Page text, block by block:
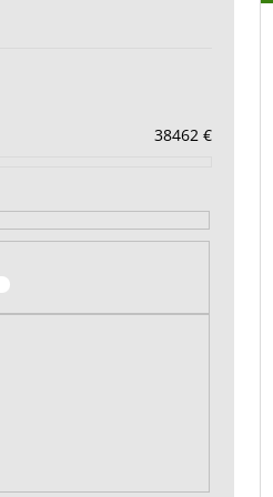
38462 €